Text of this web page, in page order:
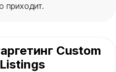
приходит.
Custom